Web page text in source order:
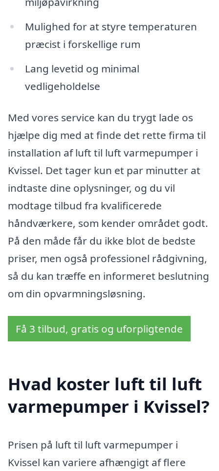
Mulighed for at styre temperaturen
præcist i forskellige rum
Lang levetid og minimal
vedligeholdelse
Med vores service kan du trygt lade os
hjælpe dig med at finde det rette firma til
installation af luft til luft varmepumper i
Kvissel. Det tager kun et par minutter at
indtaste dine oplysninger, og du vil
modtage tilbud fra kvalificerede
håndværkere, som kender området godt.
På den måde får du ikke blot de bedste
priser, men også professionel rådgivning,
så du kan træffe en informeret beslutning
om din opvarmningsløsning.
Få 3 tilbud, gratis og uforpligtende
Hvad koster luft til luft
varmepumper i Kvissel?
Prisen på luft til luft varmepumper i
Kvissel kan variere afhængigt af flere